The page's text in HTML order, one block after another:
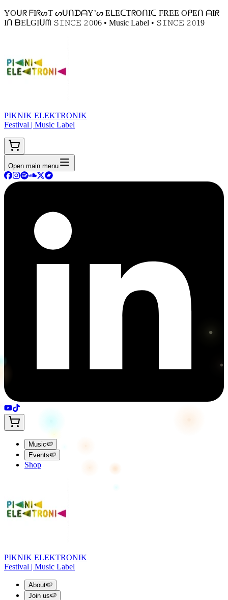
YOᑌᖇ ᖴIᖇᔕT ᔕᑌᑎᗪᗩY’ᔕ EᒪEᑕTᖇOᑎIᑕ FREE OᑭEᑎ ᗩIᖇ
Iᑎ ᗷEᒪGIᑌᗰ 𝚂𝙸𝙽𝙲𝙴 𝟸𝟶06 • Music Label • 𝚂𝙸𝙽𝙲𝙴 𝟸𝟶19
PIKNIK ELEKTRONIK
Festival | Music Label
Open main menu
Music🍉
Events🍉
Shop
PIKNIK ELEKTRONIK
Festival | Music Label
About🍉
Join us🍉